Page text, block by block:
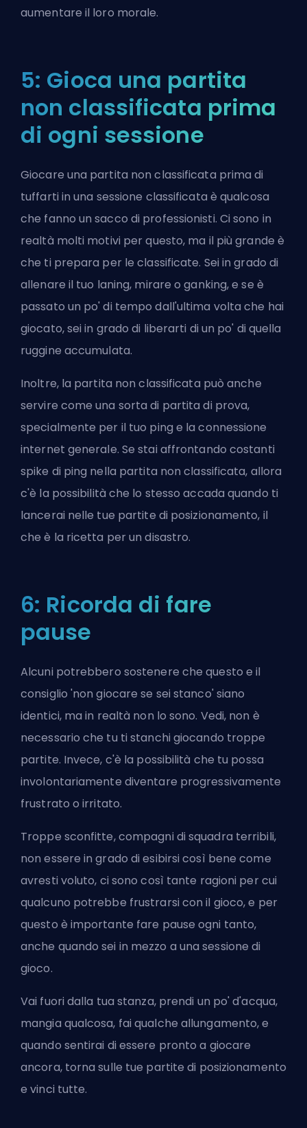
aumentare il loro morale.
5: Gioca una partita
non classificata prima
di ogni sessione
Giocare una partita non classificata prima di
tuffarti in una sessione classificata è qualcosa
che fanno un sacco di professionisti. Ci sono in
realtà molti motivi per questo, ma il più grande è
che ti prepara per leclassificate. Sei in grado di
allenare il tuo laning, mirare oganking, e se è
passato un po' di tempo dall'ultima volta che hai
giocato, sei in grado di liberarti di un po' di quella
ruggine accumulata.
Inoltre, la partita non classificata può anche
servire come una sorta di partita di prova,
specialmente per il tuo ping e la connessione
internet generale. Se stai affrontando costanti
spike di ping nella partita non classificata, allora
c'è la possibilità che lo stesso accada quando ti
lancerai nelle tue partite di posizionamento, il
che è la ricetta per un disastro.
6: Ricorda di fare
pause
Alcuni potrebbero sostenere che questo e il
consiglio 'non giocare se sei stanco' siano
identici, ma in realtà non lo sono. Vedi, non è
necessario che tu ti stanchi giocando troppe
partite. Invece, c'è la possibilità che tu possa
involontariamente diventare progressivamente
frustrato o irritato.
Troppe sconfitte, compagni di squadra terribili,
non essere in grado di esibirsi così bene come
avresti voluto, ci sono così tante ragioni per cui
qualcuno potrebbe frustrarsi con il gioco, e per
questo è importante fare pause ogni tanto,
anche quando sei in mezzo a una sessione di
gioco.
Vai fuori dalla tua stanza, prendi un po' d'acqua,
mangia qualcosa, fai qualche allungamento, e
quando sentirai di essere pronto a giocare
ancora, torna sulle tue partite di posizionamento
e vinci tutte.